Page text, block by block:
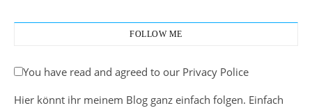
FOLLOW ME
You have read and agreed to our Privacy Police
Hier könnt ihr meinem Blog ganz einfach folgen. Einfach